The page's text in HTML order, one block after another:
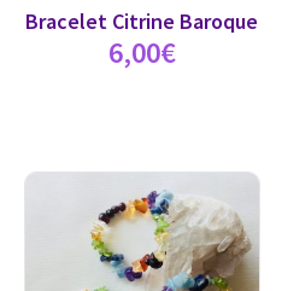
Bracelet Citrine Baroque
6,00€